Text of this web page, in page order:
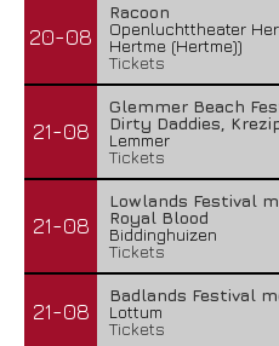
20-08
Racoon
Openluchttheater
Hertme (Hertme))
Tickets
21-08
Glemmer Beach
Dirty Daddies,
Lemmer
Tickets
21-08
Lowlands Festival
Royal Blood
Biddinghuizen
Tickets
21-08
Badlands Festival
Lottum
Tickets